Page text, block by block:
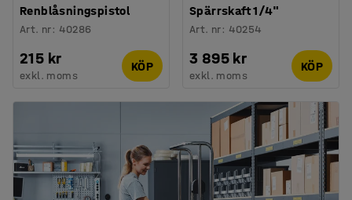
Renblåsningspistol
Art. nr: 40286
215 kr
exkl. moms
KÖP
Spärrskaft 1/4"
Art. nr: 40254
3 895 kr
exkl. moms
KÖP